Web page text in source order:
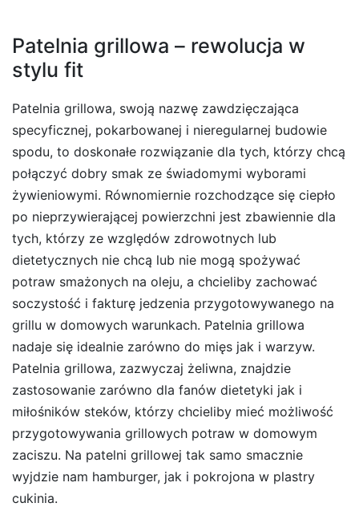
Patelnia grillowa – rewolucja w
stylu fit
Patelnia grillowa, swoją nazwę zawdzięczająca
specyficznej, pokarbowanej i nieregularnej budowie
spodu, to doskonałe rozwiązanie dla tych, którzy chcą
połączyć dobry smak ze świadomymi wyborami
żywieniowymi. Równomiernie rozchodzące się ciepło
po nieprzywierającej powierzchni jest zbawiennie dla
tych, którzy ze względów zdrowotnych lub
dietetycznych nie chcą lub nie mogą spożywać
potraw smażonych na oleju, a chcieliby zachować
soczystość i fakturę jedzenia przygotowywanego na
grillu w domowych warunkach. Patelnia grillowa
nadaje się idealnie zarówno do mięs jak i warzyw.
Patelnia grillowa, zazwyczaj żeliwna, znajdzie
zastosowanie zarówno dla fanów dietetyki jak i
miłośników steków, którzy chcieliby mieć możliwość
przygotowywania grillowych potraw w domowym
zaciszu. Na patelni grillowej tak samo smacznie
wyjdzie nam hamburger, jak i pokrojona w plastry
cukinia.